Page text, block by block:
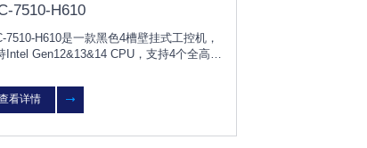
7510-H610
7510-H610是一款黑色4槽壁挂式工控机，
Intel Gen12&13&14 CPU，支持4个全高
产及检测、电力、医药等行业。
看详情